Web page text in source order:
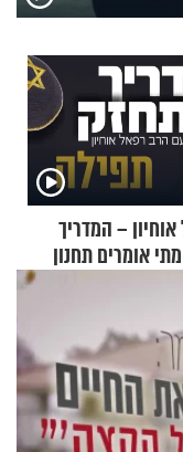
– המדריך
אומרים תחנון